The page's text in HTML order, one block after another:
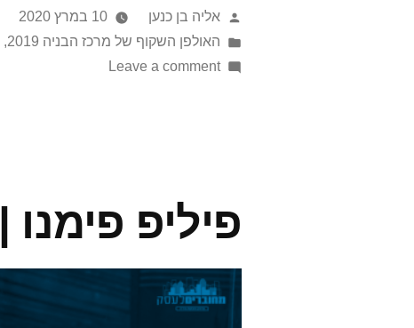
אליה בן כנען
10 במרץ 2020
האולפן השקוף של מרכז הבניה 2019
,
Leave a comment
פיליפ פימנו | Plilip fimmano